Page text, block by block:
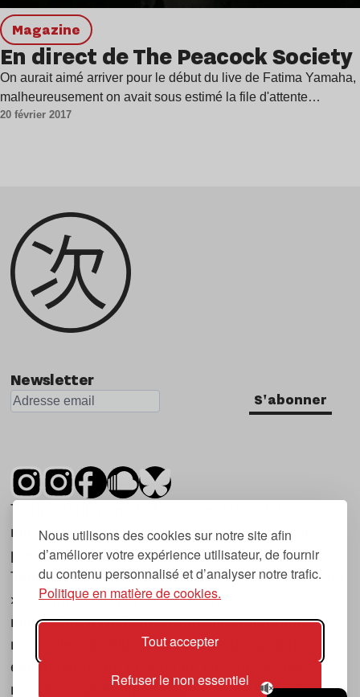
Nous utilisons des cookies sur notre site afin
d’améliorer votre expérience utilisateur, de fournir
du contenu personnalisé et d’analyser notre trafic.
Politique en matière de cookies.
Tout accepter
Refuser le non essentiel
magazine
En direct de The Peacock Society
On aurait aimé arriver pour le début du live de Fatima Yamaha,
malheureusement on avait sous estimé la file d'attente…
20 février 2017
Newsletter
S'abonner
Tsugi est un mensuel indépendant sur la
musique et les nouvelles tendances, dont la
première parution date de 2007.
Tsugi en japonais signifie « prochain », « suivant
», ce qui correspond à la thématique du
magazine, à l’affût des nouvelles tendances
musicales, qu’elles viennent de la musique
électronique, du rock ou du hip hop, et des
nouveaux phénomènes de société liés à la